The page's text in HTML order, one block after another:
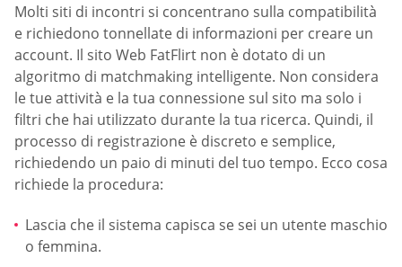
Molti siti di incontri si concentrano sulla compatibilità
e richiedono tonnellate di informazioni per creare un
account. Il sito Web FatFlirt non è dotato di un
algoritmo di matchmaking intelligente. Non considera
le tue attività e la tua connessione sul sito ma solo i
filtri che hai utilizzato durante la tua ricerca. Quindi, il
processo di registrazione è discreto e semplice,
richiedendo un paio di minuti del tuo tempo. Ecco cosa
richiede la procedura:
Lascia che il sistema capisca se sei un utente maschio
o femmina.